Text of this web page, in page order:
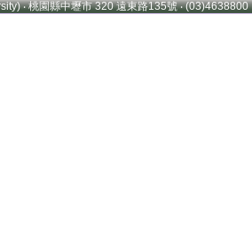
‧ 桃園縣中壢市 320 遠東路135號 ‧ (03)4638800